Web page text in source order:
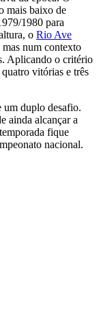
mais baixo de
1980 para
o Rio Ave
num contexto
Aplicando o critério
vitórias e três
um duplo desafio.
ainda alcançar a
fique
nacional.